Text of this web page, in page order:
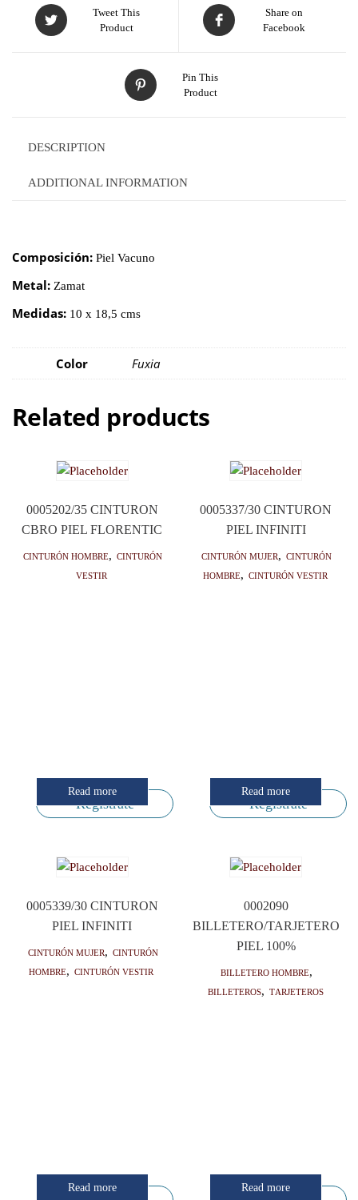
Tweet This
Product
Share on
Facebook
Pin This
Product
DESCRIPTION
ADDITIONAL INFORMATION
Composición: Piel Vacuno
Metal: Zamat
Medidas: 10 x 18,5 cms
Color Fuxia
Related products
0005202/35 CINTURON
CBRO PIEL FLORENTIC
Cinturón hombre, Cinturón
vestir
Regístrate
Read more
0005337/30 CINTURON
PIEL INFINITI
Cinturón mujer, Cinturón
hombre, Cinturón vestir
Regístrate
Read more
0005339/30 CINTURON
PIEL INFINITI
Cinturón mujer, Cinturón
hombre, Cinturón vestir
Read more
0002090
BILLETERO/TARJETERO
PIEL 100%
Billetero hombre,
Billeteros, Tarjeteros
Read more